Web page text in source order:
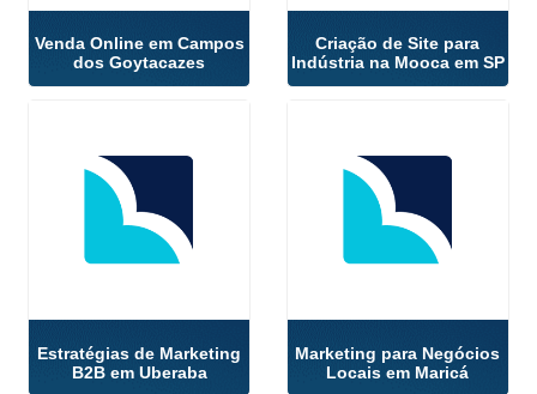
Venda Online em Campos
dos Goytacazes
Criação de Site para
Indústria na Mooca em SP
Estratégias de Marketing
B2B em Uberaba
Marketing para Negócios
Locais em Maricá